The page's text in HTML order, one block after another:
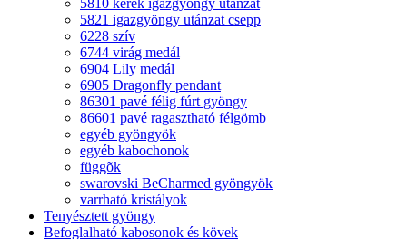
5810 kerek igazgyöngy utánzat
5821 igazgyöngy utánzat csepp
6228 szív
6744 virág medál
6904 Lily medál
6905 Dragonfly pendant
86301 pavé félig fúrt gyöngy
86601 pavé ragasztható félgömb
egyéb gyöngyök
egyéb kabochonok
függõk
swarovski BeCharmed gyöngyök
varrható kristályok
Tenyésztett gyöngy
Befoglalható kabosonok és kövek